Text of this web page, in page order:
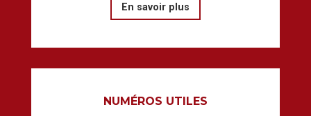
En savoir plus
NUMÉROS UTILES